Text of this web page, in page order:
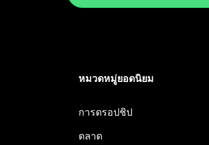
หมวดหมู่ยอดนิยม
การดรอปชิป
ตลาด